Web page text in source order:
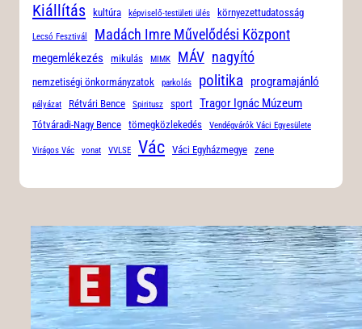
Kiállítás kultúra képviselő-testületi ülés környezettudatosság
Lecsó Fesztivál Madách Imre Művelődési Központ
megemlékezés mikulás MIMK MÁV nagyító
nemzetiségi önkormányzatok parkolás politika programajánló
pályázat Rétvári Bence Spiritusz sport Tragor Ignác Múzeum
Tótváradi-Nagy Bence tömegközlekedés Vendégvárók Váci Egyesülete
Virágos Vác vonat VVLSE Vác Váci Egyházmegye zene